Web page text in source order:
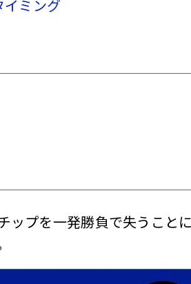
イミング
ップを一発勝負で失うこと